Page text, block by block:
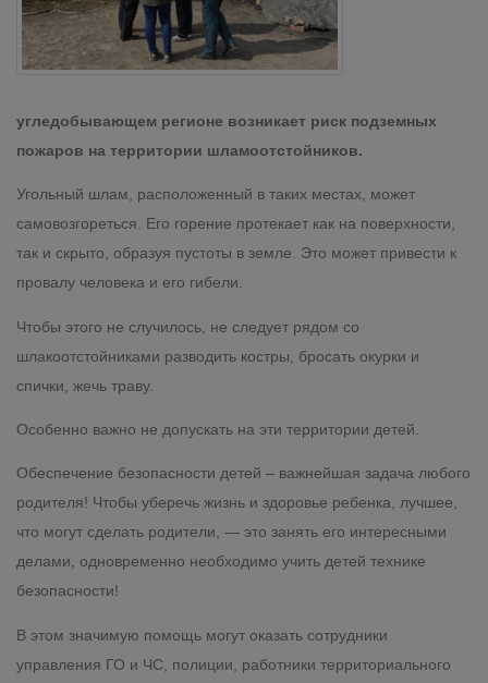
угледобывающем регионе возникает риск подземных
пожаров на территории шламоотстойников.
Угольный шлам, расположенный в таких местах, может
самовозгореться. Его горение протекает как на поверхности,
так и скрыто, образуя пустоты в земле. Это может привести к
провалу человека и его гибели.
Чтобы этого не случилось, не следует рядом со
шлакоотстойниками разводить костры, бросать окурки и
спички, жечь траву.
Особенно важно не допускать на эти территории детей.
Обеспечение безопасности детей – важнейшая задача любого
родителя! Чтобы уберечь жизнь и здоровье ребенка, лучшее,
что могут сделать родители, — это занять его интересными
делами, одновременно необходимо учить детей технике
безопасности!
В этом значимую помощь могут оказать сотрудники
управления ГО и ЧС, полиции, работники территориального